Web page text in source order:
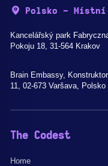
Polsko -
Kancelářský park
Pokoju 18, 31-564 Krakov
Brain Embassy,
11, 02-673 Varšava, Polsko
The Codest
Home